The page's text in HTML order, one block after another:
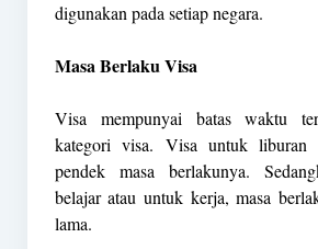
digunakan pada setiap negara.
Masa Berlaku Visa
Visa mempunyai batas waktu
kategori visa. Visa untuk liburan
pendek masa berlakunya.
belajar atau untuk kerja, masa
lama.